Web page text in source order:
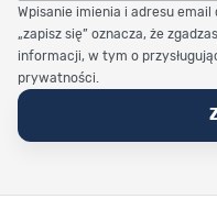
Wpisanie imienia i adresu
„zapisz się” oznacza, że
informacji, w tym o
prywatności.